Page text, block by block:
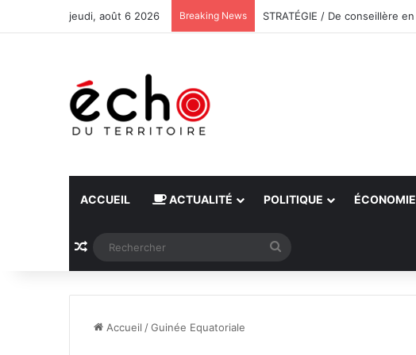
jeudi, août 6 2026 Breaking News
ACCUEIL ACTUALITÉ POLITIQUE ÉCONOMIE
Article Aléatoire
Accueil /Guinée Equatoriale